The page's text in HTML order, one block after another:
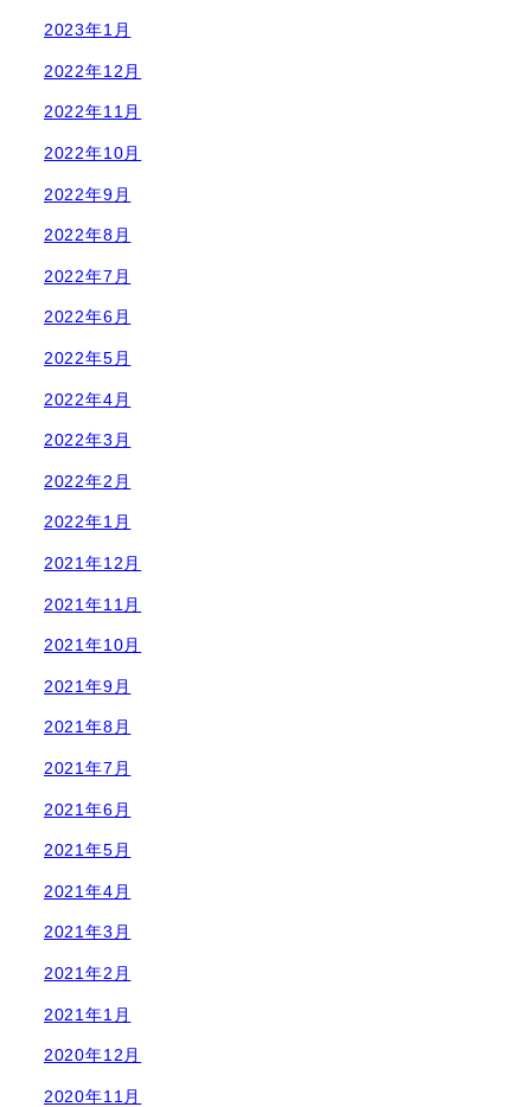
2023年1月
2022年12月
2022年11月
2022年10月
2022年9月
2022年8月
2022年7月
2022年6月
2022年5月
2022年4月
2022年3月
2022年2月
2022年1月
2021年12月
2021年11月
2021年10月
2021年9月
2021年8月
2021年7月
2021年6月
2021年5月
2021年4月
2021年3月
2021年2月
2021年1月
2020年12月
2020年11月